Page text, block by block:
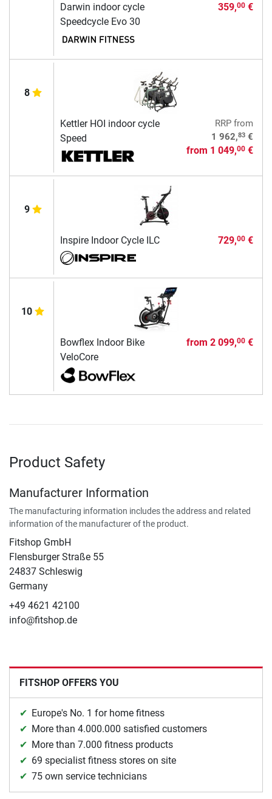
Darwin indoor cycle
Speedcycle Evo 30
359,00€
8
Kettler HOI indoor cycle
Speed
RRPfrom
1 962,83€
from 1 049,00€
9
Inspire Indoor Cycle ILC 729,00€
10
Bowflex Indoor Bike
VeloCore
from 2 099,00€
Product Safety
Manufacturer Information
The manufacturing information includes the address and related
information of the manufacturer of the product.
Fitshop GmbH
Flensburger Straße 55
24837 Schleswig
Germany
+49 4621 42100
info@fitshop.de
FITSHOP OFFERS YOU
Europe's No. 1 for home fitness
More than 4.000.000 satisfied customers
More than 7.000 fitness products
69 specialist fitness stores on site
75 own service technicians